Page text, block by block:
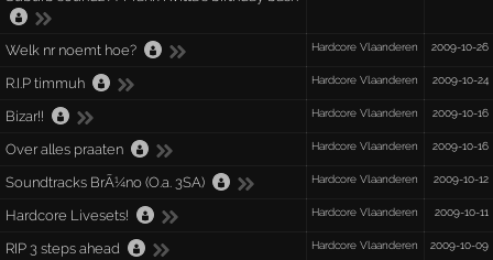
Welk nr noemt hoe? Hardcore Vlaanderen 2009-10-26
R.I.P timmuh Hardcore Vlaanderen 2009-10-24
Bizar!! Hardcore Vlaanderen 2009-10-16
Over alles praaten Hardcore Vlaanderen 2009-10-16
Soundtracks BrÃ¼no (O.a. 3SA) Hardcore Vlaanderen 2009-10-12
Hardcore Livesets! Hardcore Vlaanderen 2009-10-11
RIP 3 steps ahead Hardcore Vlaanderen 2009-10-09